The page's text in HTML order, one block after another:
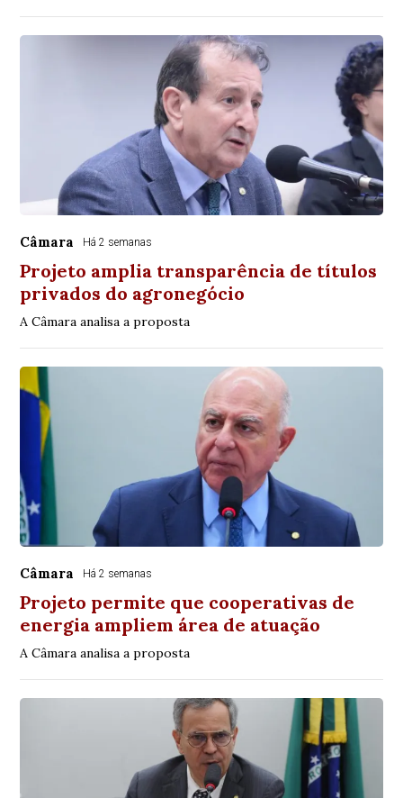
Câmara Há 2 semanas
Projeto amplia transparência de títulos
privados do agronegócio
A Câmara analisa a proposta
Câmara Há 2 semanas
Projeto permite que cooperativas de
energia ampliem área de atuação
A Câmara analisa a proposta